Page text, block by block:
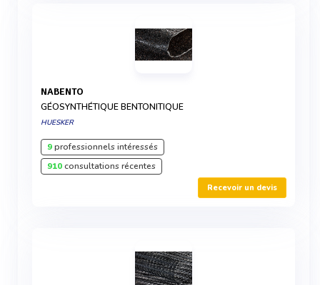
NABENTO
GÉOSYNTHÉTIQUE BENTONITIQUE
HUESKER
9professionnels intéressés
910consultations récentes
Recevoir un devis